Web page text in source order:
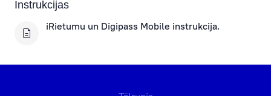
Instrukcijas
iRietumu un Digipass Mobile instrukcija.